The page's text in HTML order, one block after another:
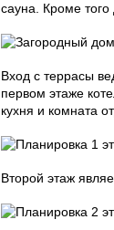
сауна. Кроме
Вход с террасы
первом этаже
кухня и комната
Второй этаж